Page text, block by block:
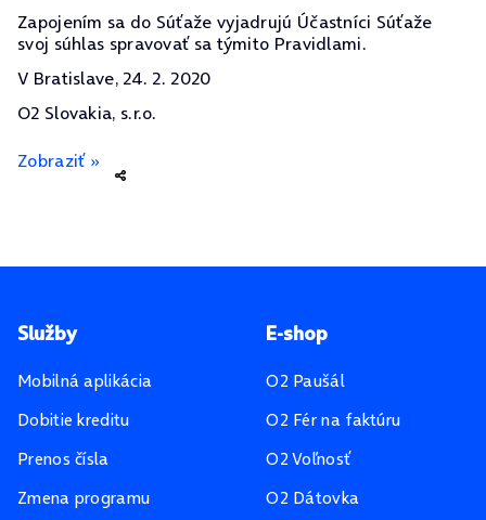
Zapojením sa do Súťaže vyjadrujú Účastníci Súťaže
svoj súhlas spravovať sa týmito Pravidlami.
V Bratislave, 24. 2. 2020
O2 Slovakia, s.r.o.
Zobraziť »
Pätička stránky
Služby
Mobilná aplikácia
Dobitie kreditu
Prenos čísla
Zmena programu
E-shop
O2 Paušál
O2 Fér na faktúru
O2 Voľnosť
O2 Dátovka